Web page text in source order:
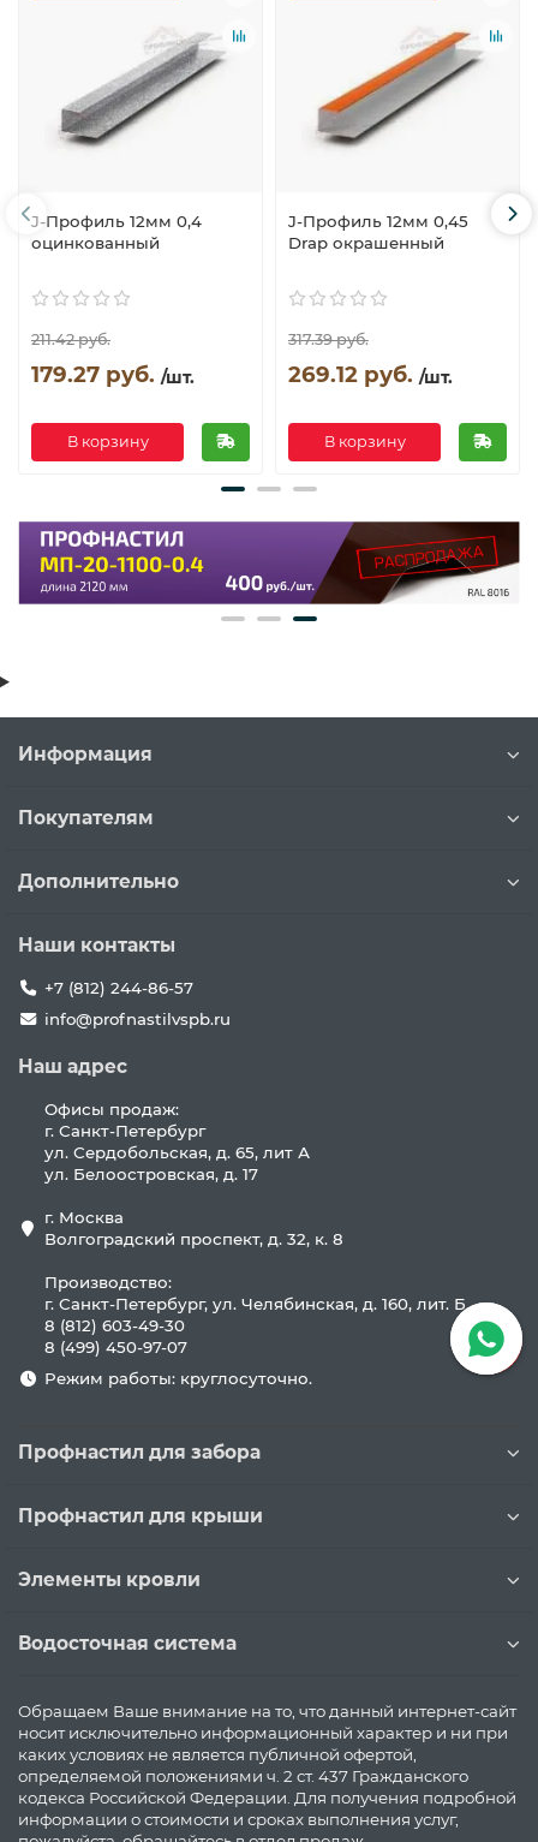
J-Профиль 12мм 0,4
оцинкованный
211.42 руб.
179.27 руб. /шт.
В корзину
J-Профиль 12мм 0,45
Drap окрашенный
317.39 руб.
269.12 руб. /шт.
В корзину
Информация
Покупателям
Дополнительно
Наши контакты
+7 (812) 244-86-57
info@profnastilvspb.ru
Наш адрес
Офисы продаж:
г. Санкт-Петербург
ул. Сердобольская, д. 65, лит А
ул. Белоостровская, д. 17
г. Москва
Волгоградский проспект, д. 32, к. 8
Производство:
г. Санкт-Петербург, ул. Челябинская, д. 160, лит. Б
8 (812) 603-49-30
8 (499) 450-97-07
Режим работы: круглосуточно.
Профнастил для забора
Профнастил для крыши
Элементы кровли
Водосточная система
Обращаем Ваше внимание на то, что данный интернет-сайт
носит исключительно информационный характер и ни при
каких условиях не является публичной офертой,
определяемой положениями ч. 2 ст. 437 Гражданского
кодекса Российской Федерации. Для получения подробной
информации о стоимости и сроках выполнения услуг,